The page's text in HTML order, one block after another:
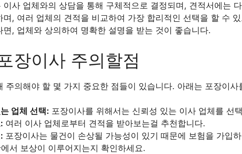
이사 업체와의 상담을 통해 구체적으로 결정되며, 견적서에는
며, 여러 업체의 견적을 비교하여 가장 합리적인 선택을 할 수
면, 업체와 상의하여 명확한 설명을 받는 것이 좋습니다.
장이사 주의할점
주의해야 할 몇 가지 중요한 점들이 있습니다. 아래는 포장이
업체 선택: 포장이사를 위해서는 신뢰성 있는 이사 업체를 선
여러 이사 업체로부터 견적을 받아보는걸 추천합니다.
포장이사는 물건이 손상될 가능성이 있기 때문에 보험을 가입
서 보상이 이루어지는지 확인하세요.